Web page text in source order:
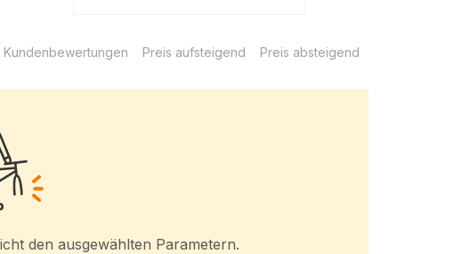
Kundenbewertungen Preis aufsteigend Preis absteigend
den ausgewählten Parametern.